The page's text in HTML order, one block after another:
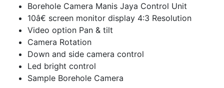
Borehole Camera Manis Jaya Control Unit
10â€ screen monitor display 4:3 Resolution
Video option Pan & tilt
Camera Rotation
Down and side camera control
Led bright control
Sample Borehole Camera